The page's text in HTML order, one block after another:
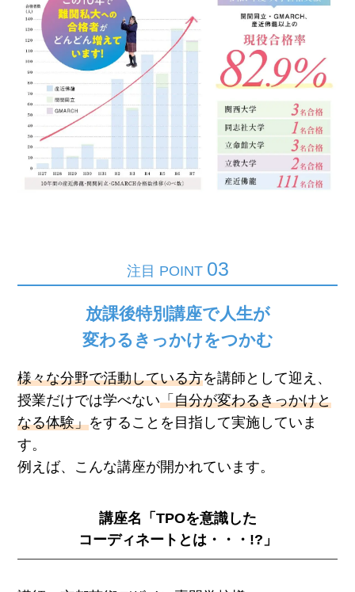
注目 POINT 03
放課後特別講座で人生が
変わるきっかけをつかむ
様々な分野で活動している方を講師として迎え、
授業だけでは学べない「自分が変わるきっかけと
なる体験」をすることを目指して実施していま
す。
例えば、こんな講座が開かれています。
講座名「TPOを意識した
コーディネートとは・・・!?」